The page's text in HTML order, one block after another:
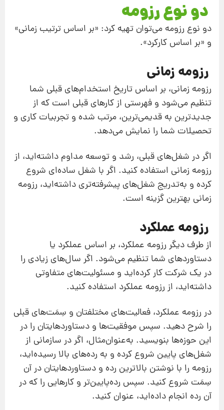
دو نوع رزومه
دو نوع رزومه می‌توان تهیه کرد: «بر اساس ترتیب زمانی»
و «بر اساس کارکرد».
رزومه زمانی
رزومه زمانی، بر اساس تاریخ استخدام‌های قبلی شما
تنظیم می‌شود و فهرستی از کارهای قبلی است که از
جدیدترین به قدیمی‌ترین، مرتب شده و تجربیات کاری و
تحصیلات شما را نمایش می‌دهد.
اگر در شغل‌های قبلی، رشد و توسعه مداوم داشته‌اید، از
رزومه زمانی استفاده کنید. اگر با شغل ساده‌ای شروع
کرده و به‌تدریج شغل‌های پیشرفته‌تری داشته‌اید، رزومه
زمانی بهترین گزینه است.
رزومه عملکرد
از طرف دیگر رزومه عملکرد، بر اساس عملکرد یا
دستاوردهای شما تنظیم می‌شود. اگر سال‌های زیادی را
در یک شرکت کار کرده‌اید و مسئولیت‌های متفاوتی
داشته‌اید، از رزومه عملکرد استفاده کنید.
در رزومه عملکرد، فعالیت‌های مختلفتان و سِمَت‌های قبلی
را شرح دهید. سپس موفقیت‌ها و دستاوردهایتان را در
این حوزه‌ها بنویسید. به‌عنوان‌مثال، اگر در سازمانی از
شغل‌های پایین شروع کرده و به رده‌های بالا رسیده‌اید،
رزومه‌ را با نوشتن بالاترین رده و دستاوردهایتان در آن
سِمَت شروع کنید. سپس رده‌پایین‌تر و کارهایی را که در
آن رده انجام داده‌اید، عنوان کنید.